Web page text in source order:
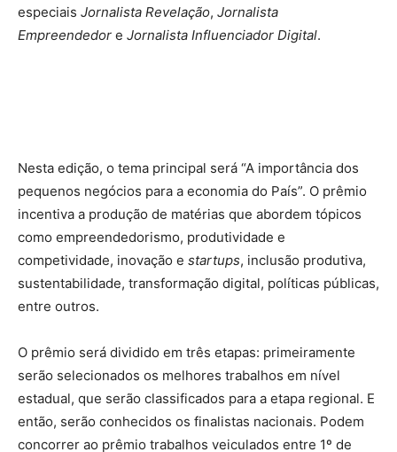
especiais Jornalista Revelação, Jornalista
Empreendedor e Jornalista Influenciador Digital.
Nesta edição, o tema principal será “A importância dos
pequenos negócios para a economia do País”. O prêmio
incentiva a produção de matérias que abordem tópicos
como empreendedorismo, produtividade e
competividade, inovação e startups, inclusão produtiva,
sustentabilidade, transformação digital, políticas públicas,
entre outros.
O prêmio será dividido em três etapas: primeiramente
serão selecionados os melhores trabalhos em nível
estadual, que serão classificados para a etapa regional. E
então, serão conhecidos os finalistas nacionais. Podem
concorrer ao prêmio trabalhos veiculados entre 1º de